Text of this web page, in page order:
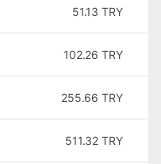
51.13 TRY
102.26 TRY
255.66 TRY
511.32 TRY